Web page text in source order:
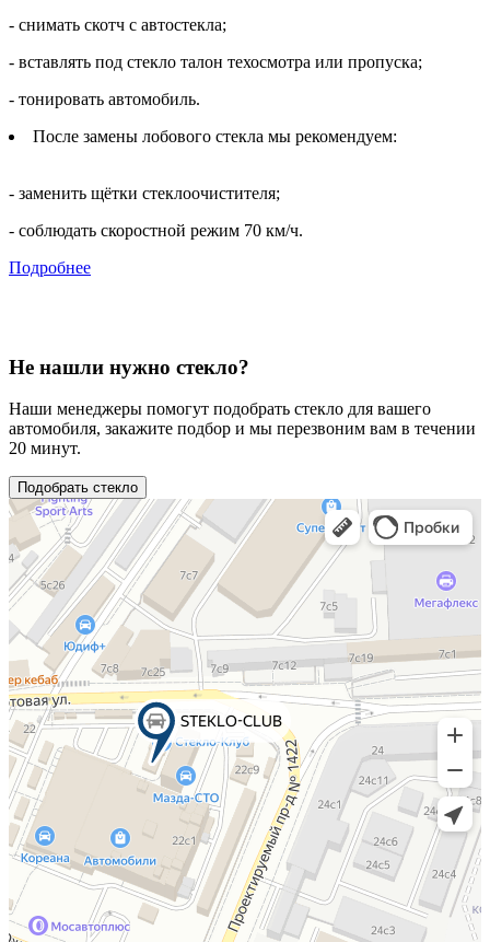
- снимать скотч с автостекла;
- вставлять под стекло талон техосмотра или пропуска;
- тонировать автомобиль.
После замены лобового стекла мы рекомендуем:
- заменить щётки стеклоочистителя;
- соблюдать скоростной режим 70 км/ч.
Подробнее
Не нашли нужно стекло?
Наши менеджеры помогут подобрать стекло для вашего
автомобиля, закажите подбор и мы перезвоним вам в течении
20 минут.
Подобрать стекло